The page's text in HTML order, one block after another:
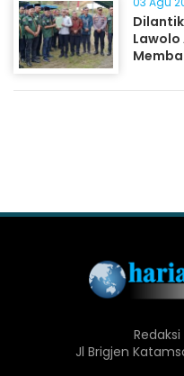
Lawolo
Jl Brigjen